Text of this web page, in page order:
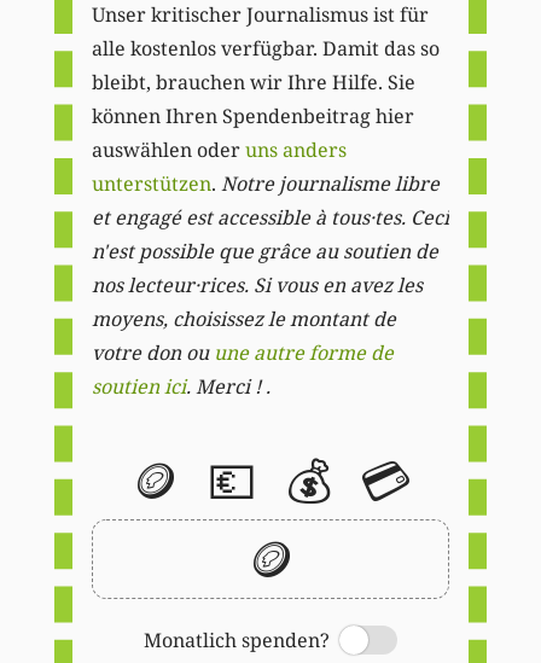
Unser kritischer Journalismus ist für
alle kostenlos verfügbar. Damit das so
bleibt, brauchen wir Ihre Hilfe. Sie
können Ihren Spendenbeitrag hier
auswählen oderuns anders
unterstützen. Notre journalisme libre
et engagé est accessible à tous·tes. Ceci
n'est possible que grâce au soutien de
nos lecteur·rices. Si vous en avez les
moyens, choisissez le montant de
votre don ou une autre forme de
soutien ici. Merci ! .
🪙 💶 💰 💳
🪙
Monatlich spenden?
Switch